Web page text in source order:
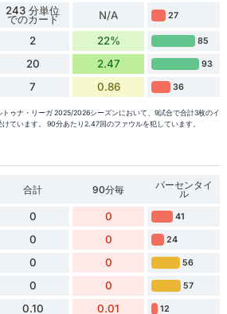
243 分単位
でのカード N/A 27
2 22% 85
20 2.47 93
7 0.86 36
ゥナ・リーガ 2025/2026シーズンにおいて、9試合で合計3枚のイ
ています。 90分あたり2.47回のファウルを犯しています。
合計 90分毎 パーセンタイ
ル
0 0 41
0 0 24
0 0 56
0 0 57
0.10 0.01 12